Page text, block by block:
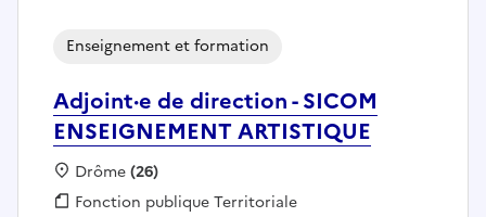
Adjoint·e de direction - SICOM
ENSEIGNEMENT ARTISTIQUE
Enseignement et formation
Localisation :
Drôme(26)
Fonction publique :
Fonction publique Territoriale